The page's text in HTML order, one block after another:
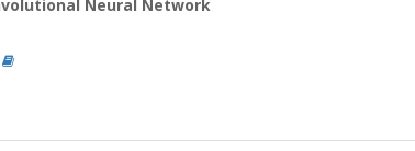
Neural Network